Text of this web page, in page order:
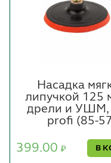
Насадка
липучкой 125
дрели и УШМ,
profi (85-
399.00 ₽ В